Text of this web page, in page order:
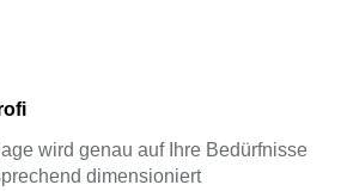
wird genau auf Ihre Bedürfnisse
dimensioniert